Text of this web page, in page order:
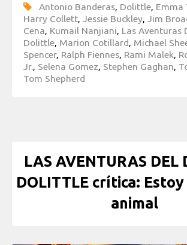
Antonio Banderas, Dolittle, Emma
Harry Collett, Jessie Buckley, Jim
Cena, Kumail Nanjiani, Las Aventuras
Dolittle, Marion Cotillard, Michael
Spencer, Ralph Fiennes, Rami Malek,
Jr., Selena Gomez, Stephen Gaghan,
Tom Shepherd
LAS AVENTURAS DEL
DOLITTLE crítica:
animal